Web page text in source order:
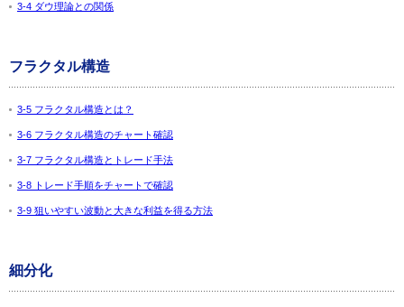
3-4 ダウ理論との関係
フラクタル構造
3-5 フラクタル構造とは？
3-6 フラクタル構造のチャート確認
3-7 フラクタル構造とトレード手法
3-8 トレード手順をチャートで確認
3-9 狙いやすい波動と大きな利益を得る方法
細分化